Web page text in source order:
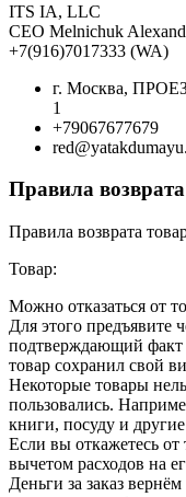
ITS IA, LLC
CEO Melnichuk
+7(916)7017333 (WA)
г. Москва,
1
+79067677679
Правила возврата
Правила возврата
Товар:
Можно отказаться от
Для этого предъявите
подтверждающий
товар сохранил свой
Некоторые товары
пользовались.
книги, посуду и
Если вы откажетесь от
вычетом расходов на
Деньги за заказ